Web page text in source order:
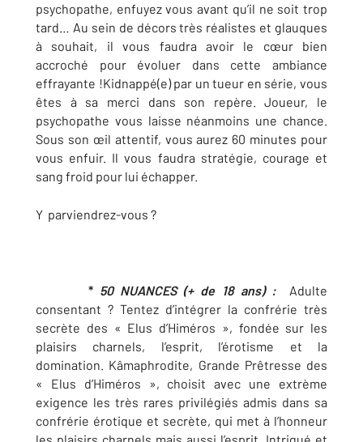
psychopathe, enfuyez vous avant qu’il ne soit trop
tard… Au sein de décors très réalistes et glauques
à souhait, il vous faudra avoir le cœur bien
accroché pour évoluer dans cette ambiance
effrayante !Kidnappé(e) par un tueur en série, vous
êtes à sa merci dans son repère. Joueur, le
psychopathe vous laisse néanmoins une chance.
Sous son œil attentif, vous aurez 60 minutes pour
vous enfuir. Il vous faudra stratégie, courage et
sang froid pour lui échapper.
Y parviendrez-vous ?
*50 NUANCES (+ de 18 ans) :
Adulte
consentant ? Tentez d’intégrer la confrérie très
secrète des « Elus d’Himéros », fondée sur les
plaisirs charnels, l’esprit, l’érotisme et la
domination. Kâmaphrodite, Grande Prêtresse des
« Elus d’Himéros », choisit avec une extrème
exigence les très rares privilégiés admis dans sa
confrérie érotique et secrète, qui met à l’honneur